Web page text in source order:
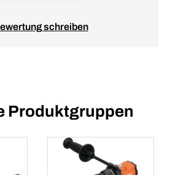
schreiben
Produktgruppen